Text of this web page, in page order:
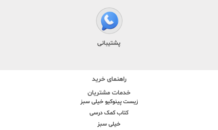
پشتیبانی
راهنمای خرید
خدمات مشتریان
زیست پینوکیو خیلی سبز
کتاب کمک درسی
خیلی سبز